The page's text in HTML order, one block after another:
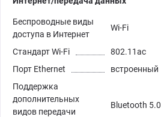
Беспроводные виды
доступа в Интернет
Wi-Fi
Стандарт Wi-Fi
802.11ac
Порт Ethernet
встроенный
Поддержка
дополнительных
видов передачи
Bluetooth 5.0